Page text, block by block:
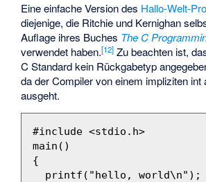
Eine einfache Version des Hallo-Welt-
diejenige, die Ritchie und Kernighan
Auflage ihres Buches The C
verwendet haben.[12] Zu beachten ist,
C Standard kein Rückgabetyp
da der Compiler von einem impliziten
ausgeht.
#include <stdio.h>
main ()
{
printf ( "hello, world\n" );